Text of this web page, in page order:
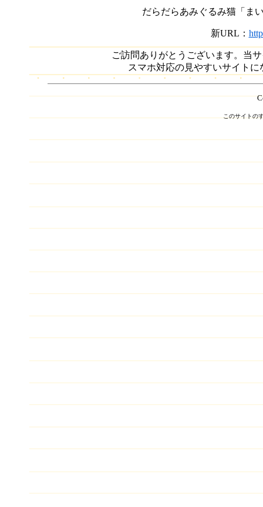
だらだらあみぐるみ猫「ま
新URL：
ご訪問ありがとうございます。当
スマホ対応の見やすいサイト
このサイトの